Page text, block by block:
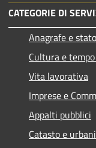
CATEGORIE DI
Anagrafe e
Cultura e
Vita lavorativa
Imprese e
Appalti pubblici
Catasto e